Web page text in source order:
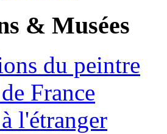
& Musées
du peintre
France
l'étranger